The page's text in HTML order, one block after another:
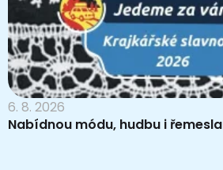
6. 8. 2026
Nabídnou módu, hudbu i řemesla